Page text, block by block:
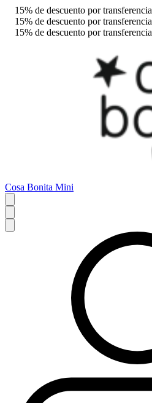
15% de descuento por transferencia
15% de descuento por transferencia
15% de descuento por transferencia
Cosa Bonita Mini